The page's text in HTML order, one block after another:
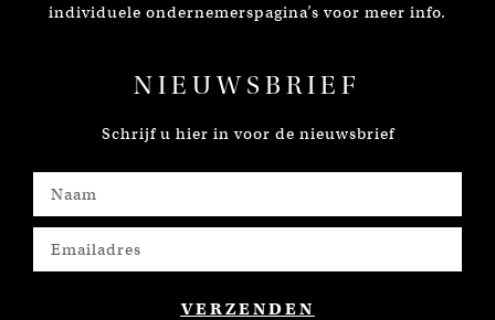
individuele ondernemerspagina’s voor meer info.
NIEUWSBRIEF
Schrijf u hier in voor de nieuwsbrief
VERZENDEN